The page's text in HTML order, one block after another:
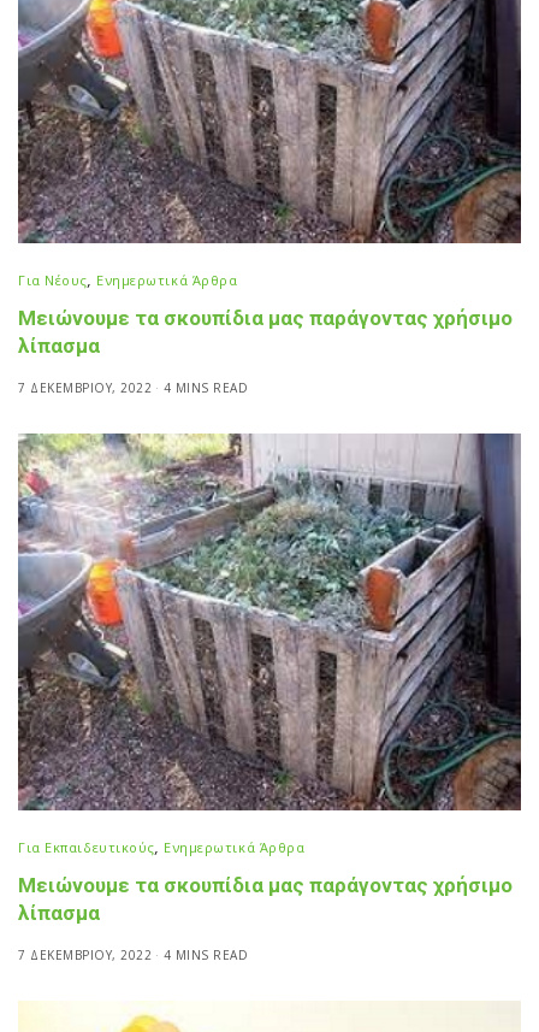
Για Νέους Ενημερωτικά Άρθρα
Μειώνουμε τα σκουπίδια μας παράγοντας χρήσιμο
λίπασμα
7 ΔΕΚΕΜΒΡΊΟΥ, 2022 4 MINS READ
Για Εκπαιδευτικούς, Ενημερωτικά Άρθρα
Μειώνουμε τα σκουπίδια μας παράγοντας χρήσιμο
λίπασμα
7 ΔΕΚΕΜΒΡΊΟΥ, 2022 4 MINS READ